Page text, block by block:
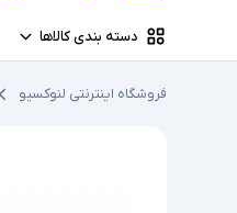
دسته بندی کالاها
فروشگاه اینترنتی لنوکسیو